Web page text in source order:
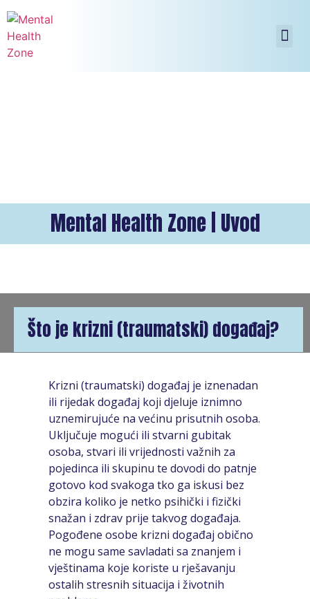
Mental Health Zone | Uvod
Što je krizni (traumatski) događaj?
Krizni (traumatski) događaj je iznenadan
ili rijedak događaj koji djeluje iznimno
uznemirujuće na većinu prisutnih osoba.
Uključuje mogući ili stvarni gubitak
osoba, stvari ili vrijednosti važnih za
pojedinca ili skupinu te dovodi do patnje
gotovo kod svakoga tko ga iskusi bez
obzira koliko je netko psihički i fizički
snažan i zdrav prije takvog događaja.
Pogođene osobe krizni događaj obično
ne mogu same savladati sa znanjem i
vještinama koje koriste u rješavanju
ostalih stresnih situacija i životnih